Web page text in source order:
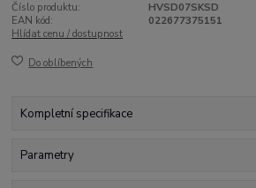
Číslo produktu:
HVSD07SKSD
EAN kód:
022677375151
Hlídat cenu / dostupnost
Do oblíbených
Kompletní specifikace
Parametry